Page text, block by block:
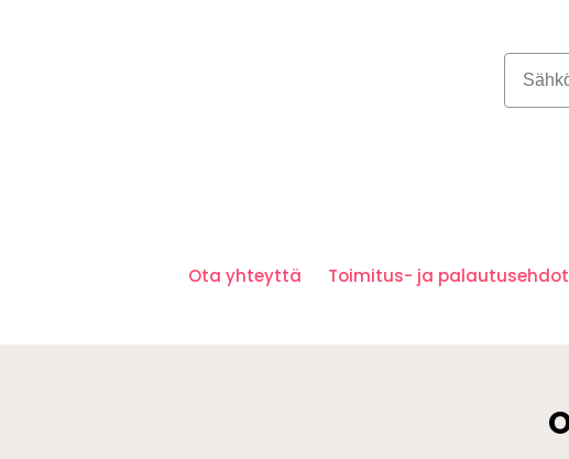
Ota yhteyttä Toimitus- ja palautusehdot